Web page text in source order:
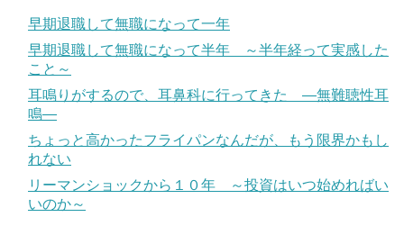
早期退職して無職になって一年
早期退職して無職になって半年 ～半年経って実感した
こと～
耳鳴りがするので、耳鼻科に行ってきた ―無難聴性耳
鳴―
ちょっと高かったフライパンなんだが、もう限界かもし
れない
リーマンショックから１０年 ～投資はいつ始めればい
いのか～